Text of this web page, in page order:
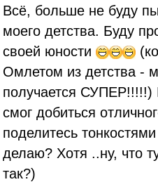
Всё, больше не буду
моего детства. Буду
своей юности
Омлетом из детства -
получается СУПЕР!!!!!)
смог добиться
поделитесь
делаю? Хотя ..ну, что
так?)